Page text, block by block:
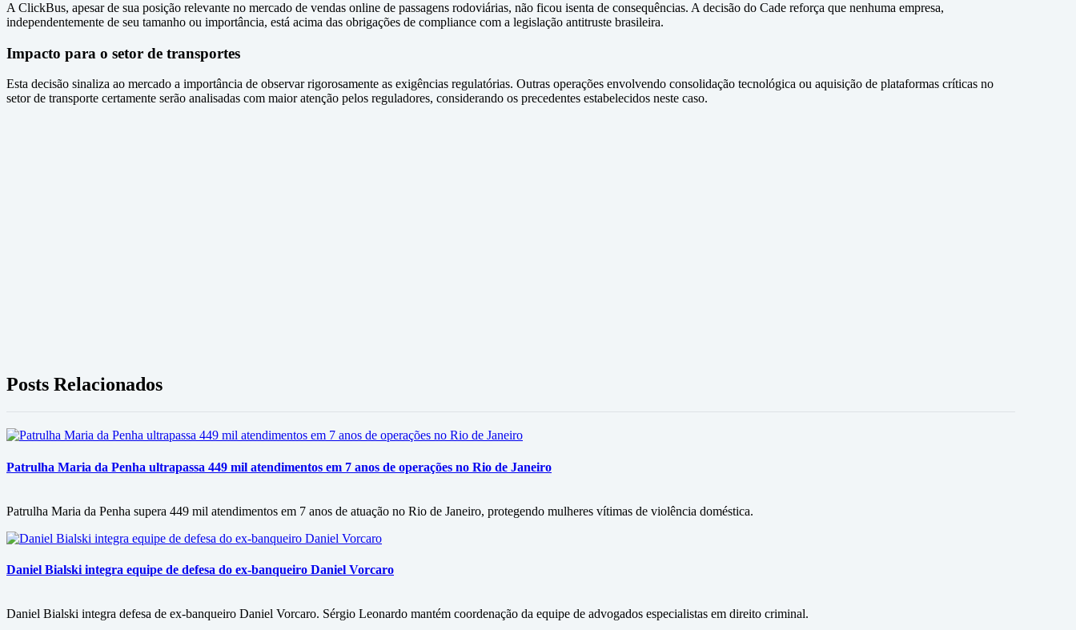
A ClickBus, apesar de sua posição relevante no mercado de vendas online de passagens rodoviárias, não ficou isenta de consequências. A decisão do Cade reforça que nenhuma empresa,
independentemente de seu tamanho ou importância, está acima das obrigações de compliance com a legislação antitruste brasileira.
Impacto para o setor de transportes
Esta decisão sinaliza ao mercado a importância de observar rigorosamente as exigências regulatórias. Outras operações envolvendo consolidação tecnológica ou aquisição de plataformas críticas no
setor de transporte certamente serão analisadas com maior atenção pelos reguladores, considerando os precedentes estabelecidos neste caso.
Posts Relacionados
Patrulha Maria da Penha ultrapassa 449 mil atendimentos em 7 anos de operações no Rio de Janeiro
Patrulha Maria da Penha supera 449 mil atendimentos em 7 anos de atuação no Rio de Janeiro, protegendo mulheres vítimas de violência doméstica.
Daniel Bialski integra equipe de defesa do ex-banqueiro Daniel Vorcaro
Daniel Bialski integra defesa de ex-banqueiro Daniel Vorcaro. Sérgio Leonardo mantém coordenação da equipe de advogados especialistas em direito criminal.